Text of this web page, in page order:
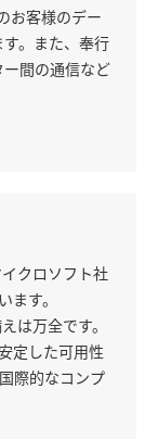
お客様のデー
。また、奉行
ー間の通信など
クロソフト社
ます。
は万全です。
定した可用性
際的なコンプ